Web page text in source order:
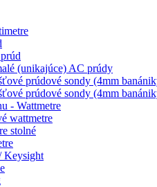
(unikajúce) AC prúdy
prúdové sondy (4mm
prúdové sondy (4mm
- Wattmetre
wattmetre
stolné
Keysight